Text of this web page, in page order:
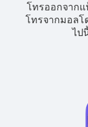
โทรออกจากแ
โทรจากมอลโ
ไป